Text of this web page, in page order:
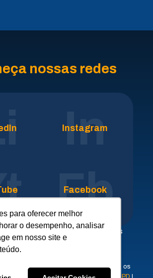
para oferecer melhor
o desempenho, analisar
em nosso site e
nossas redes
In
Instagram
Fb
Facebook
conhecer nossa rede de empresas
parceiras doSICLOPE
- Tecnologia e Gestão SSMAQ - Todos os
|Aviso de Proteção de Dados| FAQ LGPD |